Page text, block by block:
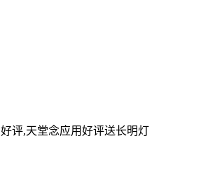
评,天堂念应用好评送长明灯